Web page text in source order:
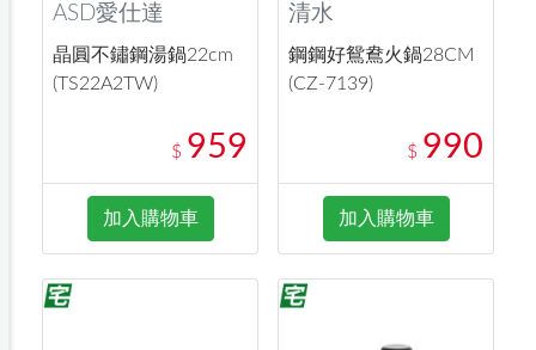
ASD愛仕達
晶圓不鏽鋼湯鍋22cm
(TS22A2TW)
$ 959
加入購物車
清水
鋼鋼好鴛鴦火鍋28CM
(CZ-7139)
$ 990
加入購物車